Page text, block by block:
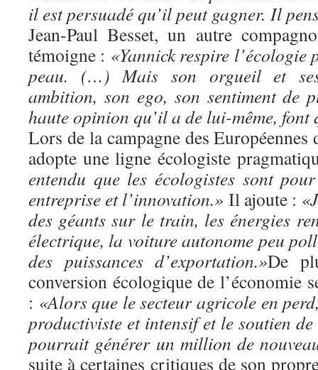
il est persuadé qu’il peut gagner. Il
Jean-Paul Besset, un autre
témoigne : «Yannick respire l’écologie
peau. (…) Mais son orgueil et ses
ambition, son ego, son sentiment de
haute opinion qu’il a de lui-même,
Lors de la campagne des
adopte une ligne écologiste
entendu que les écologistes sont
entreprise et l’innovation.» Il ajoute :
des géants sur le train, les énergies
électrique, la voiture autonome peu
des puissances d’exportation.»De
conversion écologique de l’économie
: «Alors que le secteur agricole en
productiviste et intensif et le soutien
pourrait générer un million de
suite à certaines critiques de son